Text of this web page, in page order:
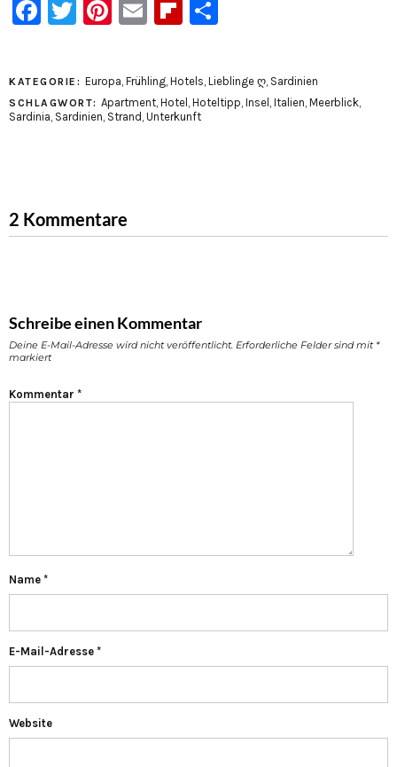
Facebook
Twitter
Pinterest
EmailFlipboard
KATEGORIE: Europa Frühling, Hotels Lieblinge ღ, Sardinien
SCHLAGWORT: Apartment Hotel Hoteltipp Insel Italien Meerblick
Sardinia Sardinien Strand Unterkunft
2 Kommentare
Schreibe einen Kommentar
Deine E-Mail-Adresse wird nicht veröffentlicht. Erforderliche Felder sind mit *
markiert
Kommentar *
Name *
E-Mail-Adresse *
Website